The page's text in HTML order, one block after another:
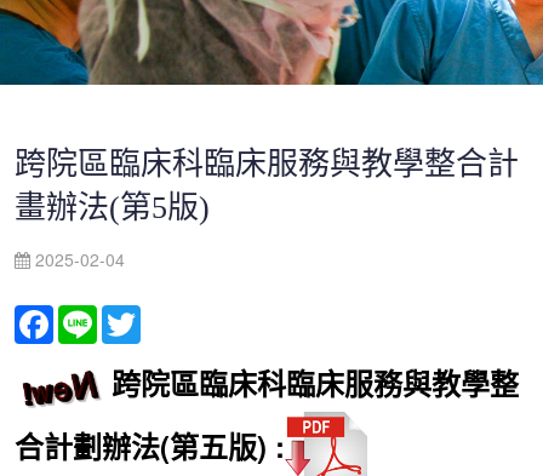
跨院區臨床科臨床服務與教學整合計
畫辦法(第5版)
2025-02-04
Facebook
Line
跨院區臨床科臨床服務與教學整
合計劃辦法(第五版) :